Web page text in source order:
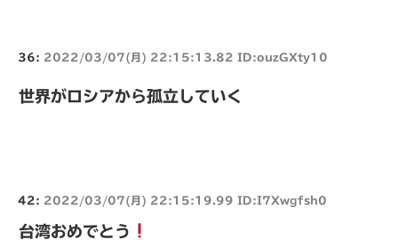
36: 2022/03/07(月) 22:15:13.82 ID:ouzGXty10
世界がロシアから孤立していく
42: 2022/03/07(月) 22:15:19.99 ID:I7Xwgfsh0
台湾おめでとう